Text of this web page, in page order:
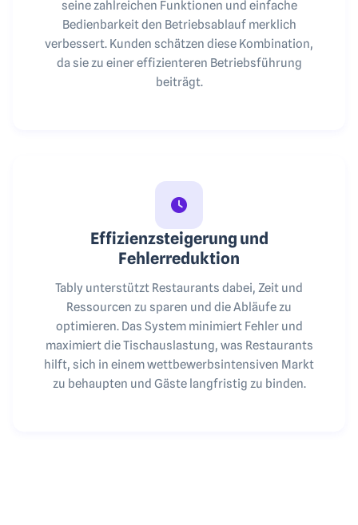
seine zahlreichen Funktionen und einfache
Bedienbarkeit den Betriebsablauf merklich
verbessert. Kunden schätzen diese Kombination,
da sie zu einer effizienteren Betriebsführung
beiträgt.
Effizienzsteigerung und
Fehlerreduktion
Tably unterstützt Restaurants dabei, Zeit und
Ressourcen zu sparen und die Abläufe zu
optimieren. Das System minimiert Fehler und
maximiert die Tischauslastung, was Restaurants
hilft, sich in einem wettbewerbsintensiven Markt
zu behaupten und Gäste langfristig zu binden.